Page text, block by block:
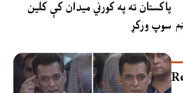
پاکستان ته په کورني میدان کې کلین
سوپ ورکړ